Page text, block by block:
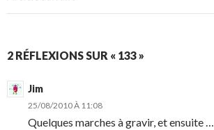
2 RÉFLEXIONS SUR « 133 »
Jim
25/08/2010 À 11:08
Quelques marches à gravir, et ensuite …